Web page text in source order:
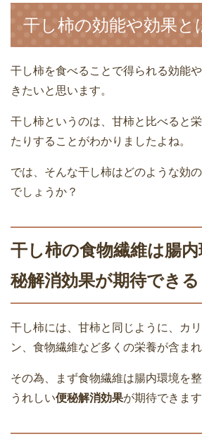
干し柿の効能や効果と
干し柿を食べることで得られる効能
きたいと思います。
干し柿というのは、甘柿と比べると
たりすることがわかりましたよね。
では、そんな干し柿はどのような効
でしょうか？
干し柿の食物繊維は腸
秘解消効果が期待できる
干し柿には、甘柿と同じように、カ
ン、食物繊維など多くの栄養が含まれ
その為、まず食物繊維は腸内環境を
うれしい便秘解消効果が期待できます